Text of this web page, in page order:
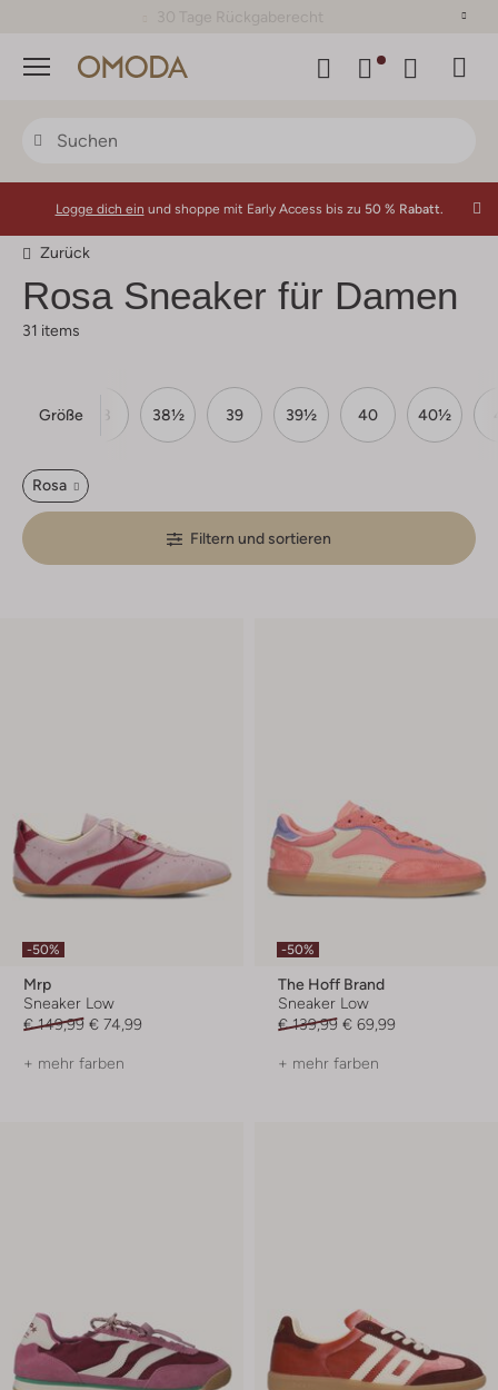
30 Tage Rückgaberecht
Menü
Logge dich ein und shoppe mit Early Access bis zu 50 % Rabatt.
Zurück
Rosa Sneaker für Damen
31 items
Größe
37½ 38 38½ 39 39½ 40 40½
Rosa
Filtern und sortieren
-50%
Mrp
Sneaker Low
€ 149,99 € 74,99
+ mehr farben
-50%
The Hoff Brand
Sneaker Low
€ 139,99 € 69,99
+ mehr farben